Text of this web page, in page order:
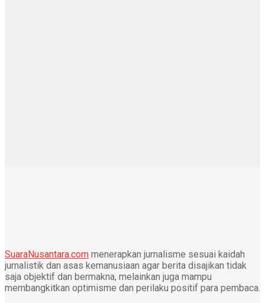
SuaraNusantara.com menerapkan jurnalisme sesuai kaidah
jurnalistik dan asas kemanusiaan agar berita disajikan tidak
saja objektif dan bermakna, melainkan juga mampu
membangkitkan optimisme dan perilaku positif para pembaca.